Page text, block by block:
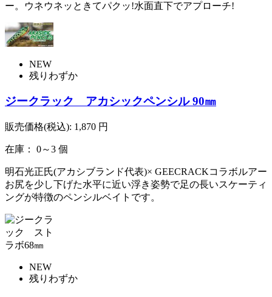
ー。ウネウネッときてパクッ!水面直下でアプローチ!
NEW
残りわずか
ジークラック アカシックペンシル 90㎜
販売価格(税込): 1,870 円
在庫： 0～3 個
明石光正氏(アカシブランド代表)× GEECRACKコラボルアー
お尻を少し下げた水平に近い浮き姿勢で足の長いスケーティ
ングが特徴のペンシルベイトです。
NEW
残りわずか